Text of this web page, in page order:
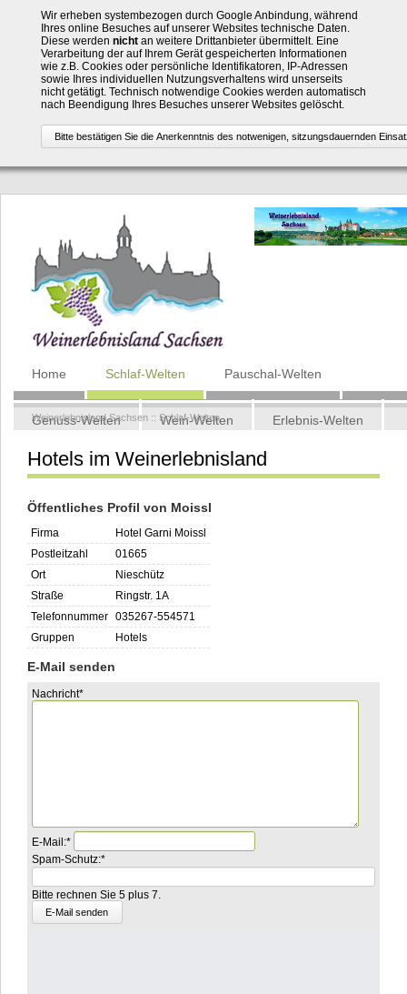
Wir erheben systembezogen durch Google Anbindung, während
Ihres online Besuches auf unserer Websites technische Daten.
Diese werden nichtan weitere Drittanbieter übermittelt. Eine
Verarbeitung der auf Ihrem Gerät gespeicherten Informationen
wie z.B. Cookies oder persönliche Identifikatoren, IP-Adressen
sowie Ihres individuellen Nutzungsverhaltens wird unserseits
nicht getätigt. Technisch notwendige Cookies werden automatisch
nach Beendigung Ihres Besuches unserer Websites gelöscht.
Navigation
überspringen
Home Schlaf-Welten Pauschal-Welten
Genuss-Welten Wein-Welten Erlebnis-Welten
Kontakt
Weinerlebnisland Sachsen :: Schlaf-Welten
Hotels im Weinerlebnisland
Öffentliches Profil von Moissl
Firma
Hotel Garni Moissl
Postleitzahl
01665
Ort
Nieschütz
Straße
Ringstr. 1A
Telefonnummer 035267-554571
Gruppen
Hotels
E-Mail senden
Pflichtfeld
Nachricht*
Pflichtfeld
E-Mail:*
Pflichtfeld
Spam-Schutz:*Bitte
rechnen
Sie
1
plus
8.
Bitte rechnen Sie 5 plus 7.